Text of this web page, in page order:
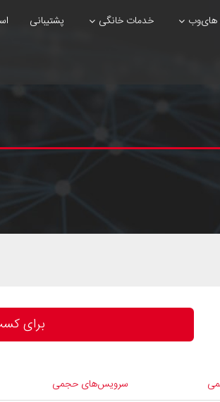
های‌وب خدمات خانگی پشتیبانی
برای
سرویس‌های حجمی